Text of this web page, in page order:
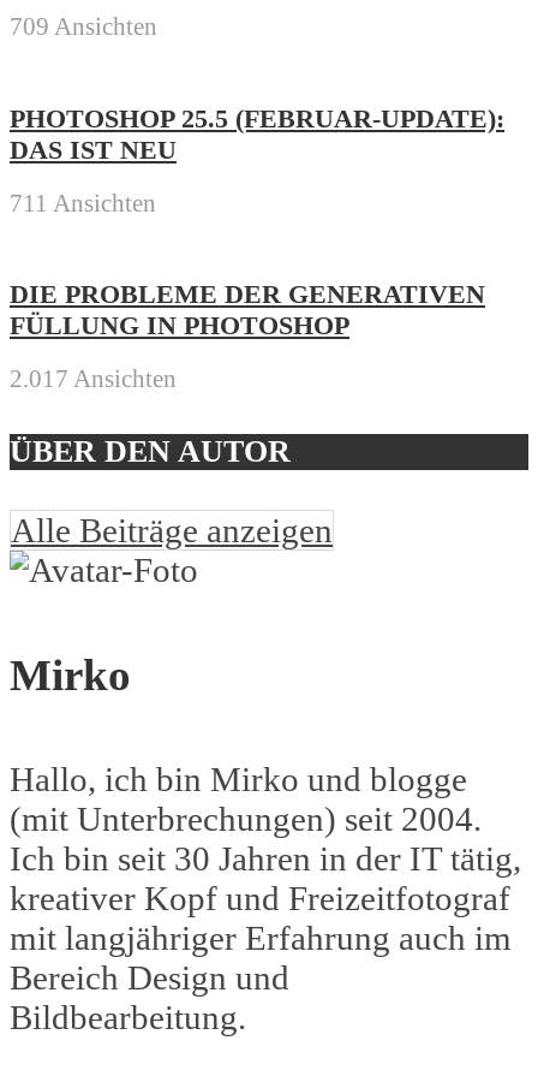
709 Ansichten
PHOTOSHOP 25.5 (FEBRUAR-UPDATE):
DAS IST NEU
711 Ansichten
DIE PROBLEME DER GENERATIVEN
FÜLLUNG IN PHOTOSHOP
2.017 Ansichten
ÜBER DEN AUTOR
Alle Beiträge anzeigen
Mirko
Hallo, ich bin Mirko und blogge
(mit Unterbrechungen) seit 2004.
Ich bin seit 30 Jahren in der IT tätig,
kreativer Kopf und Freizeitfotograf
mit langjähriger Erfahrung auch im
Bereich Design und
Bildbearbeitung.